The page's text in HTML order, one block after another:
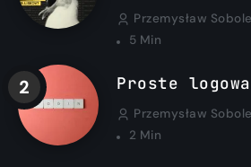
Przemysław
5 Min
Proste
Przemysław
2 Min